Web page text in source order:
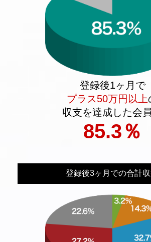
登録後1ヶ月で
プラス50万円以上
収支を達成した会
85.3％
登録後3ヶ月での合計